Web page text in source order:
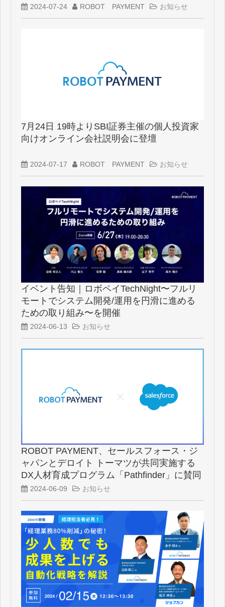
2024-07-24 ROBOT PAYMENT お知らせ
7月24日 19時よりSBI証券主催の個人投資家
向けオンライン会社説明会に登壇
2024-07-17 ROBOT PAYMENT お知らせ
イベント告知｜ロボペイTechNight〜フルリ
モートでシステム開発/運用を円滑に進める
ための取り組み〜を開催
2024-06-13 お知らせ
ROBOT PAYMENT、セールスフォース・ジ
ャパンとデロイト トーマツが共同実施する
DX人材育成プログラム「Pathfinder」に賛同
パートナーとして参画
2024-06-09 お知らせ